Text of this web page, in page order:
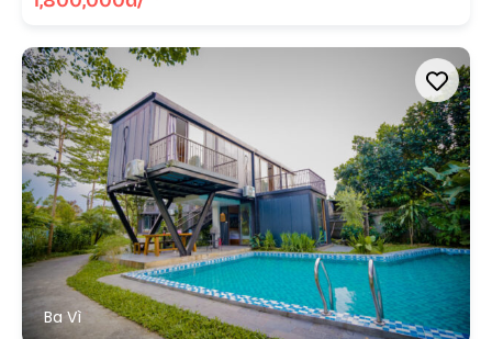
Ba Vì